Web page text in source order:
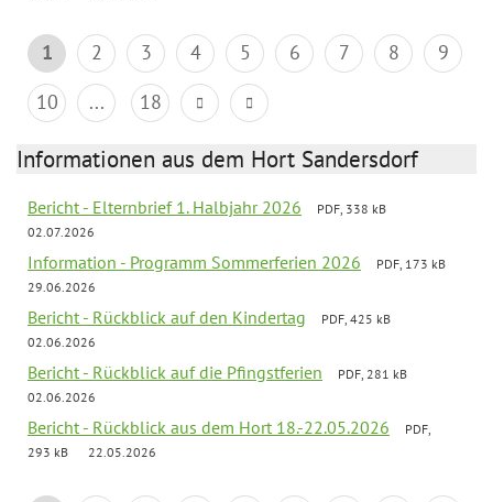
1 2 3 4 5 6 7 8
9
10
... 18
Informationen aus dem Hort Sandersdorf
Bericht - Elternbrief 1. Halbjahr 2026
PDF, 338 kB
02.07.2026
Information - Programm Sommerferien 2026
PDF, 173 kB
29.06.2026
Bericht - Rückblick auf den Kindertag
PDF, 425 kB
02.06.2026
Bericht - Rückblick auf die Pfingstferien
PDF, 281 kB
02.06.2026
Bericht - Rückblick aus dem Hort 18.-22.05.2026
PDF,
293 kB
22.05.2026